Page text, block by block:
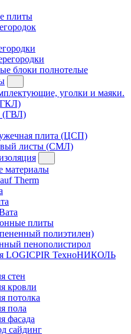
плиты
блоки полнотелые
уголки и маяки.
(ГВЛ)
плита (ЦСП)
листы (СМЛ)
материалы
Therm
плиты
полиэтилен)
пенополистирол
LOGICPIR ТехноНИКОЛЬ
стен
кровли
потолка
пола
фасада
сайдинг